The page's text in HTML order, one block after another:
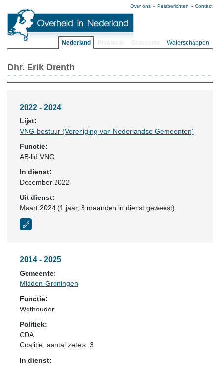
Over ons Persberichten Contact
Nederland Waterschappen
Dhr. Erik Drenth
2022 - 2024
Lijst:
VNG-bestuur (Vereniging van Nederlandse Gemeenten)
Functie:
AB-lid VNG
In dienst:
December 2022
Uit dienst:
Maart 2024 (1 jaar, 3 maanden in dienst geweest)
2014 - 2025
Gemeente:
Midden-Groningen
Functie:
Wethouder
Politiek:
CDA
Coalitie , aantal zetels: 3
In dienst: